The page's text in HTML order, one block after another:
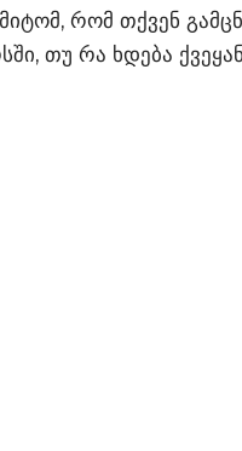
რომ თქვენ
თუ რა ხდება